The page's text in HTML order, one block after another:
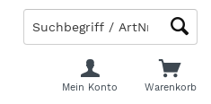
Warenkorb
Mein Konto